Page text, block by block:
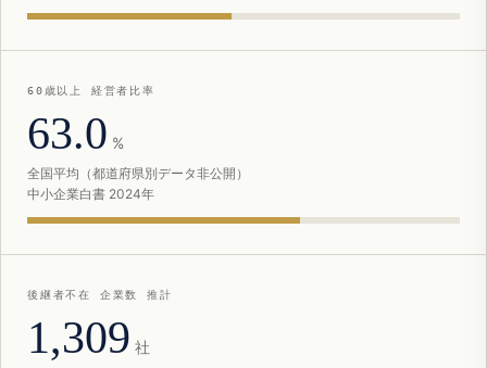
60歳以上 経営者比率
63.0 %
全国平均（都道府県別データ非公開）
中小企業白書 2024年
後継者不在 企業数 推計
1,309 社